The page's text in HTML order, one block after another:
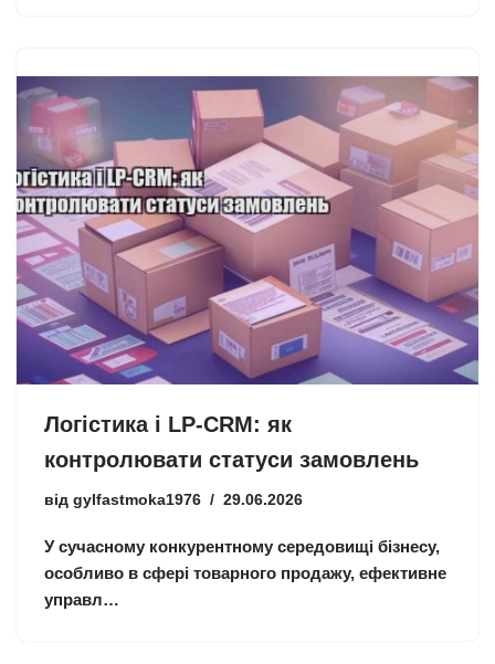
Логістика і LP-CRM: як
контролювати статуси замовлень
від gylfastmoka1976 29.06.2026
У сучасному конкурентному середовищі бізнесу,
особливо в сфері товарного продажу, ефективне
управл…